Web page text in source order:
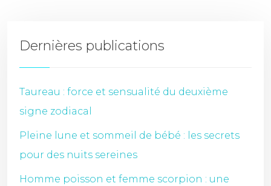
Dernières publications
Taureau : force et sensualité du deuxième
signe zodiacal
Pleine lune et sommeil de bébé : les secrets
pour des nuits sereines
Homme poisson et femme scorpion : une